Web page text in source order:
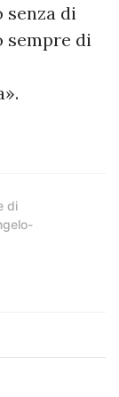
senza di
sempre di
di